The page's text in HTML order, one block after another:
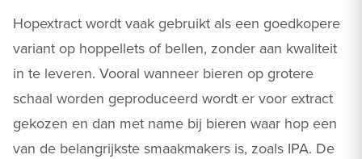
Hopextract wordt vaak gebruikt als een goedkopere
variant op hoppellets of bellen, zonder aan kwaliteit
in te leveren. Vooral wanneer bieren op grotere
schaal worden geproduceerd wordt er voor extract
gekozen en dan met name bij bieren waar hop een
van de belangrijkste smaakmakers is, zoals IPA. De